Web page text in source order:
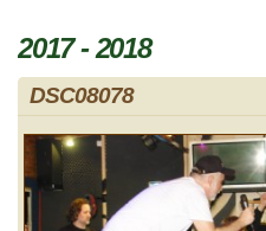
2017 - 2018
DSC08078